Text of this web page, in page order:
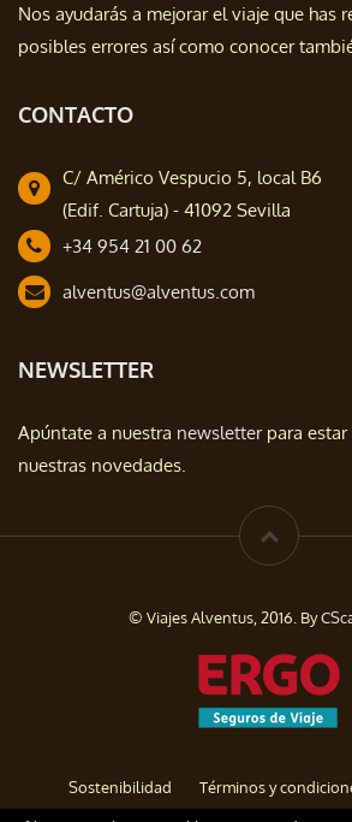
Nos ayudarás a mejorar el viaje que has
posibles errores así como conocer
CONTACTO
C/ Américo Vespucio 5, local B6
(Edif. Cartuja) - 41092 Sevilla
+34 954 21 00 62
alventus@alventus.com
NEWSLETTER
Apúntate a nuestra newsletterpara
nuestras novedades.
© Viajes Alventus, 2016. By
Sostenibilidad Términos y